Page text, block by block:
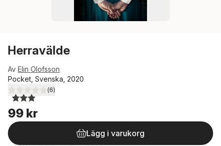
Herravälde
Av Elin Olofsson
Pocket, Svenska, 2020
3,0utav 5 stjärnor. Totalt antal röster:
(6)
99 kr
Lägg i varukorg